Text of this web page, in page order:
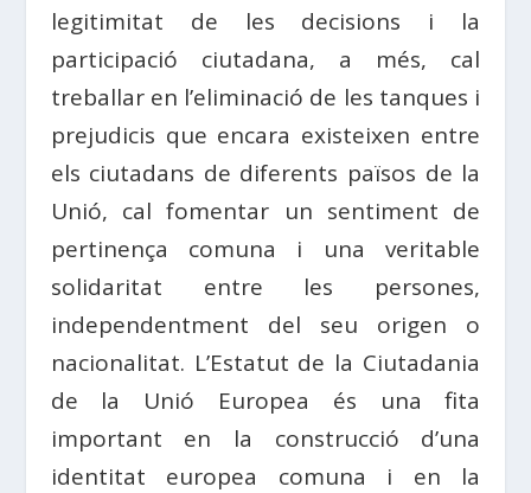
legitimitat de les decisions i la
participació ciutadana, a més, cal
treballar en l’eliminació de les tanques i
prejudicis que encara existeixen entre
els ciutadans de diferents països de la
Unió, cal fomentar un sentiment de
pertinença comuna i una veritable
solidaritat entre les persones,
independentment del seu origen o
nacionalitat. L’Estatut de la Ciutadania
de la Unió Europea és una fita
important en la construcció d’una
identitat europea comuna i en la